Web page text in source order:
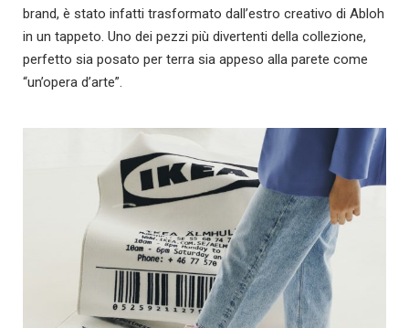
brand, è stato infatti trasformato dall’estro creativo di Abloh
in un tappeto. Uno dei pezzi più divertenti della collezione,
perfetto sia posato per terra sia appeso alla parete come
“un’opera d’arte”.